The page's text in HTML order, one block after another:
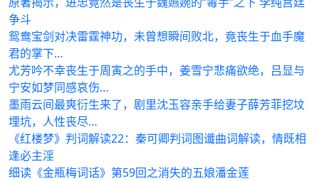
争斗
鸳鸯宝剑对决雷霆神功，未曾想瞬间败北，竟丧生于血手魔
君的掌下…
尤芳吟不幸丧生于周寅之的手中，姜雪宁悲痛欲绝，吕显与
宁安如梦同感哀伤…
墨雨云间最爽衍生来了，剧里沈玉容亲手给妻子薛芳菲挖坟
埋坑，人性丧尽…
《红楼梦》判词解读22：秦可卿判词图谶曲词解读，情既相
逢必主淫
细读《金瓶梅词话》第59回之消失的五娘潘金莲